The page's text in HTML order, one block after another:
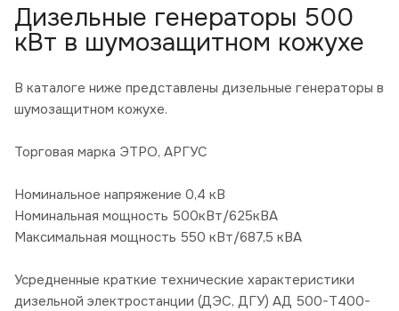
Дизельные генераторы 500
кВт в шумозащитном кожухе
В каталоге ниже представлены дизельные генераторы в
шумозащитном кожухе.
Торговая марка ЭТРО, АРГУС
Номинальное напряжение 0,4 кВ
Номинальная мощность 500кВт/625кВА
Максимальная мощность 550 кВт/687,5 кВА
Усредненные краткие технические характеристики
дизельной электростанции (ДЭС, ДГУ) АД 500-Т400-